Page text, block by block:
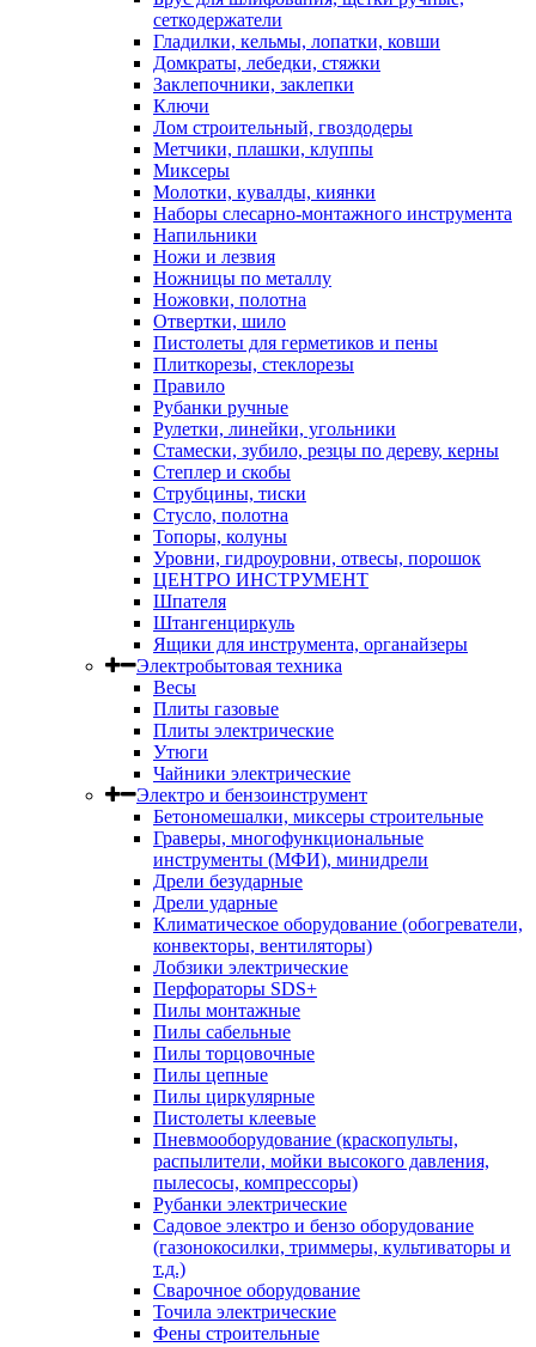
сеткодержатели
Гладилки, кельмы, лопатки, ковши
Домкраты, лебедки, стяжки
Заклепочники, заклепки
Ключи
Лом строительный, гвоздодеры
Метчики, плашки, клуппы
Миксеры
Молотки, кувалды, киянки
Наборы слесарно-монтажного инструмента
Напильники
Ножи и лезвия
Ножницы по металлу
Ножовки, полотна
Отвертки, шило
Пистолеты для герметиков и пены
Плиткорезы, стеклорезы
Правило
Рубанки ручные
Рулетки, линейки, угольники
Стамески, зубило, резцы по дереву, керны
Степлер и скобы
Струбцины, тиски
Стусло, полотна
Топоры, колуны
Уровни, гидроуровни, отвесы, порошок
ЦЕНТРО ИНСТРУМЕНТ
Шпателя
Штангенциркуль
Ящики для инструмента, органайзеры
Электробытовая техника
Весы
Плиты газовые
Плиты электрические
Утюги
Чайники электрические
Электро и бензоинструмент
Бетономешалки, миксеры строительные
Граверы, многофункциональные
инструменты (МФИ), минидрели
Дрели безударные
Дрели ударные
Климатическое оборудование (обогреватели,
конвекторы, вентиляторы)
Лобзики электрические
Перфораторы SDS+
Пилы монтажные
Пилы сабельные
Пилы торцовочные
Пилы цепные
Пилы циркулярные
Пистолеты клеевые
Пневмооборудование (краскопульты,
распылители, мойки высокого давления,
пылесосы, компрессоры)
Рубанки электрические
Садовое электро и бензо оборудование
(газонокосилки, триммеры, культиваторы и
т.д.)
Сварочное оборудование
Точила электрические
Фены строительные